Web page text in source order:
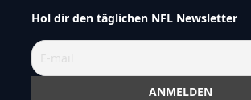
Hol dir den täglichen NFL Newsletter